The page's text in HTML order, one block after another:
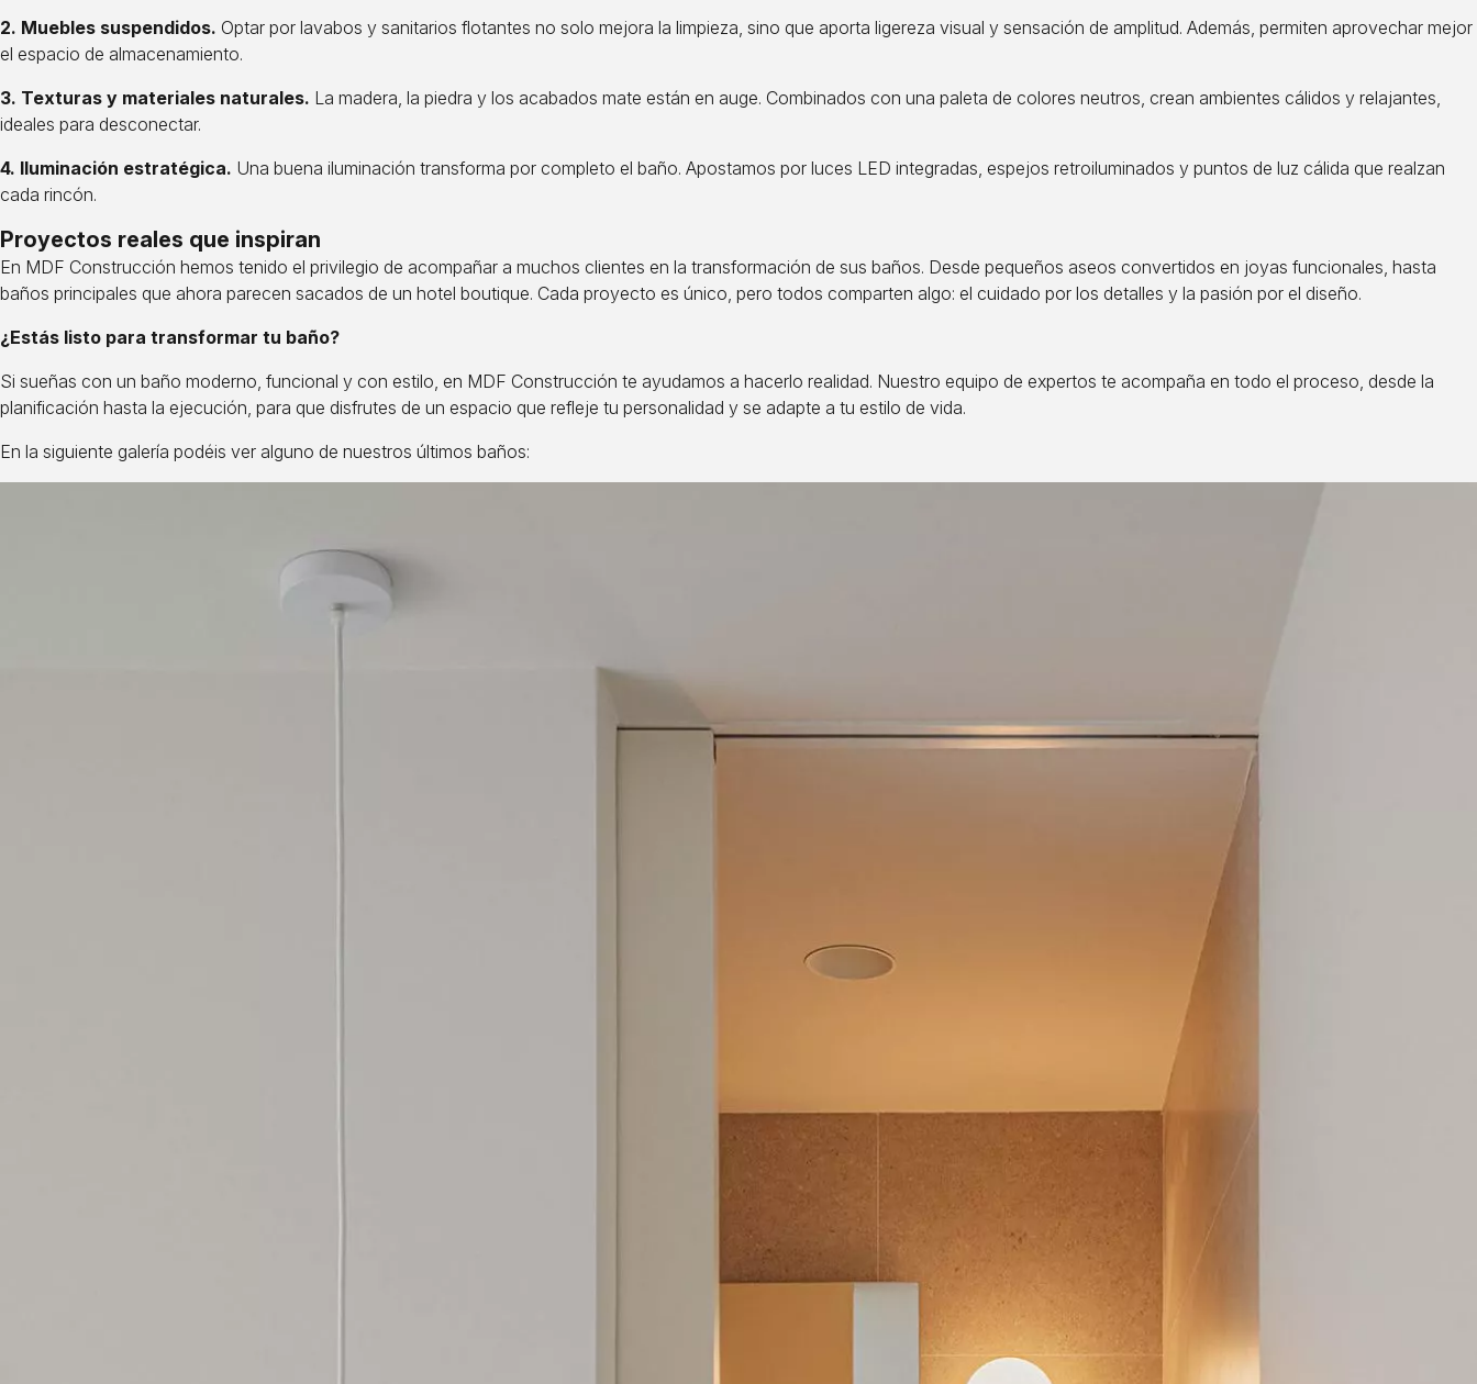
2. Muebles suspendidos. Optar por lavabos y sanitarios flotantes no solo mejora la limpieza, sino que aporta ligereza visual y sensación de amplitud. Además, permiten aprovechar mejor
el espacio de almacenamiento.
3. Texturas y materiales naturales. La madera, la piedra y los acabados mate están en auge. Combinados con una paleta de colores neutros, crean ambientes cálidos y relajantes,
ideales para desconectar.
4. Iluminación estratégica. Una buena iluminación transforma por completo el baño. Apostamos por luces LED integradas, espejos retroiluminados y puntos de luz cálida que realzan
cada rincón.
Proyectos reales que inspiran
En MDF Construcción hemos tenido el privilegio de acompañar a muchos clientes en la transformación de sus baños. Desde pequeños aseos convertidos en joyas funcionales, hasta
baños principales que ahora parecen sacados de un hotel boutique. Cada proyecto es único, pero todos comparten algo: el cuidado por los detalles y la pasión por el diseño.
¿Estás listo para transformar tu baño?
Si sueñas con un baño moderno, funcional y con estilo, en MDF Construcción te ayudamos a hacerlo realidad. Nuestro equipo de expertos te acompaña en todo el proceso, desde la
planificación hasta la ejecución, para que disfrutes de un espacio que refleje tu personalidad y se adapte a tu estilo de vida.
En la siguiente galería podéis ver alguno de nuestros últimos baños: